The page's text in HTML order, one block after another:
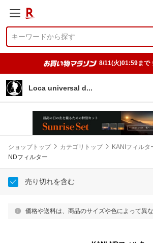
8/11(火)01:59まで
Loca universal d
ショップトップ カテゴリトップ KANIフィルタ
NDフィルター
売り切れを含む
価格や送料は、商品のサイズや色によって異